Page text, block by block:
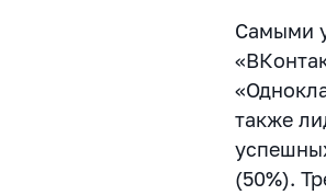
Самыми
также
(50%).